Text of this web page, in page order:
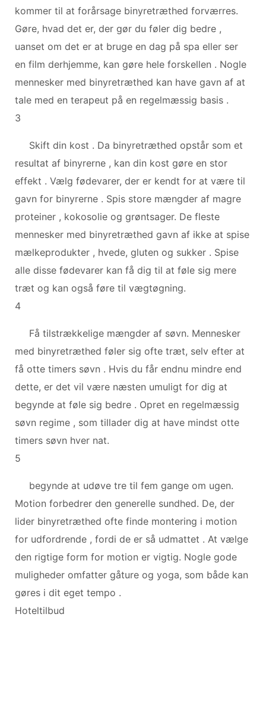
kommer til at forårsage binyretræthed forværres.
Gøre, hvad det er, der gør du føler dig bedre ,
uanset om det er at bruge en dag på spa eller ser
en film derhjemme, kan gøre hele forskellen . Nogle
mennesker med binyretræthed kan have gavn af at
tale med en terapeut på en regelmæssig basis .
3
Skift din kost . Da binyretræthed opstår som et
resultat af binyrerne , kan din kost gøre en stor
effekt . Vælg fødevarer, der er kendt for at være til
gavn for binyrerne . Spis store mængder af magre
proteiner , kokosolie og grøntsager. De fleste
mennesker med binyretræthed gavn af ikke at spise
mælkeprodukter , hvede, gluten og sukker . Spise
alle disse fødevarer kan få dig til at føle sig mere
træt og kan også føre til vægtøgning.
4
Få tilstrækkelige mængder af søvn. Mennesker
med binyretræthed føler sig ofte træt, selv efter at
få otte timers søvn . Hvis du får endnu mindre end
dette, er det vil være næsten umuligt for dig at
begynde at føle sig bedre . Opret en regelmæssig
søvn regime , som tillader dig at have mindst otte
timers søvn hver nat.
5
begynde at udøve tre til fem gange om ugen.
Motion forbedrer den generelle sundhed. De, der
lider binyretræthed ofte finde montering i motion
for udfordrende , fordi de er så udmattet . At vælge
den rigtige form for motion er vigtig. Nogle gode
muligheder omfatter gåture og yoga, som både kan
gøres i dit eget tempo .
Hoteltilbud